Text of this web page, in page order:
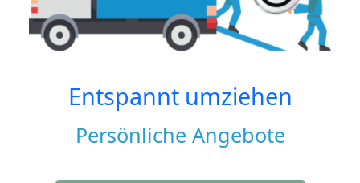
Entspannt umziehen
Persönliche Angebote